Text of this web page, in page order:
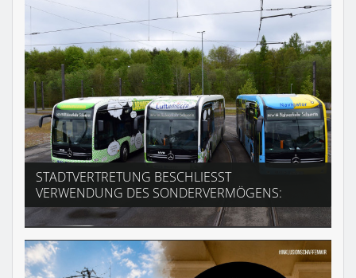
STADTVERTRETUNG BESCHLIESST V
ERWENDUNG DES SONDERVERMÖGENS: